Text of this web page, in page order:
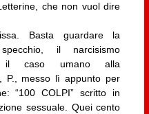
che non vuol dire
Basta guardare la
il narcisismo
il caso umano alla
P., messo lì appunto per
“100 COLPI” scritto in
sessuale. Quei cento